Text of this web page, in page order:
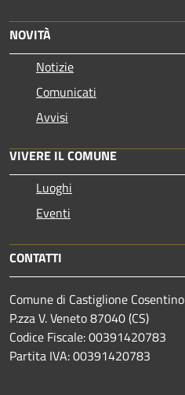
NOVITÀ
Notizie
Comunicati
Avvisi
VIVERE IL COMUNE
Luoghi
Eventi
CONTATTI
Comune di Castiglione Cosentino
P.zza V. Veneto 87040 (CS)
Codice Fiscale: 00391420783
Partita IVA: 00391420783